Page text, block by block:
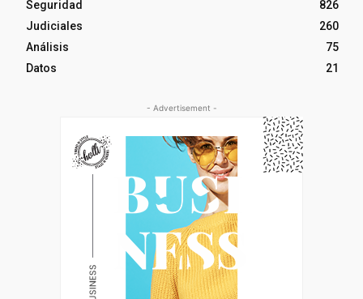
Seguridad
826
Judiciales
260
Análisis
75
Datos
21
- Advertisement -